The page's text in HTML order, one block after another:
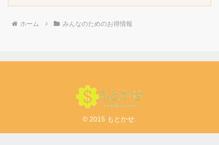
ホーム みんなのためのお得情報
© 2015 もとかせ.